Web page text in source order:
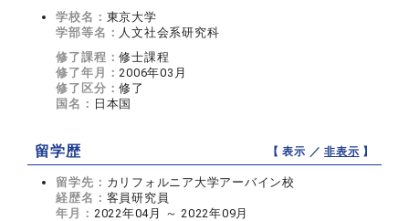
学校名： 東京大学
学部等名： 人文社会系研究科
修了課程：修士課程
修了年月：2006年03月
修了区分：修了
国名： 日本国
留学歴 【 表示 ／非表示 】
留学先： カリフォルニア大学アーバイン校
経歴名： 客員研究員
年月： 2022年04月 ～ 2022年09月